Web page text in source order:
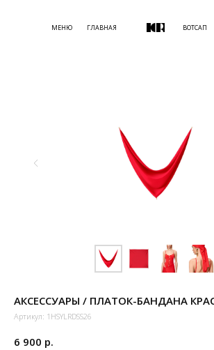
ВОТСАП
МЕНЮ ГЛАВНАЯ
АКСЕССУАРЫ / ПЛАТОК-БАНДАНА
Артикул: 1HSYLRDSS26
6 900 р.